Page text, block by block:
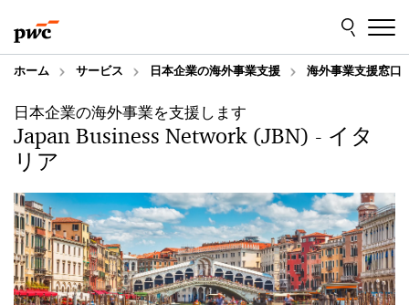
to
content
to
footer
ホーム サービス 日本企業の海外事業支援 海外事業支援窓口
日本企業の海外事業を支援します
Japan Business Network (JBN) - イタ
リア